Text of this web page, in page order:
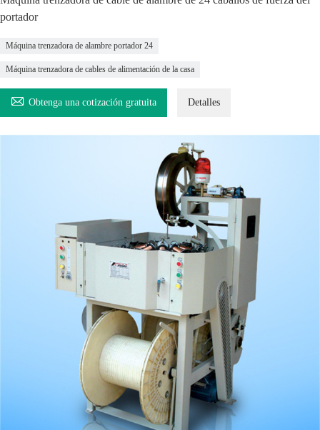
portador
Máquina trenzadora de alambre portador 24
Máquina trenzadora de cables de alimentación de la casa
 Obtenga una cotización gratuita Detalles